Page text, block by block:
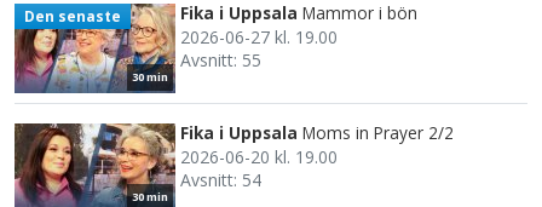
30 min
Den senaste Fika i Uppsala Mammor i bön
2026-06-27 kl. 19.00
Avsnitt: 55
30 min
Fika i Uppsala Moms in Prayer 2/2
2026-06-20 kl. 19.00
Avsnitt: 54